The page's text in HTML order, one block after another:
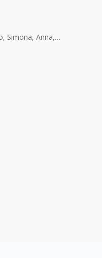
Simona, Anna,…